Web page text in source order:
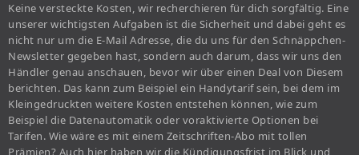
Keine versteckte Kosten, wir recherchieren für dich sorgfältig. Eine
unserer wichtigsten Aufgaben ist die Sicherheit und dabei geht es
nicht nur um die E-Mail Adresse, die du uns für den Schnäppchen-
Newsletter gegeben hast, sondern auch darum, dass wir uns den
Händler genau anschauen, bevor wir über einen Deal von Diesem
berichten. Das kann zum Beispiel ein Handytarif sein, bei dem im
Kleingedruckten weitere Kosten entstehen können, wie zum
Beispiel die Datenautomatik oder voraktivierte Optionen bei
Tarifen. Wie wäre es mit einem Zeitschriften-Abo mit tollen
Prämien? Auch hier haben wir die Kündigungsfrist im Blick und